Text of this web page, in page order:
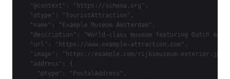
  "@context": "https://schema.org",
  "@type": "TouristAttraction",
  "name": "Example Museum Amsterdam",
"description": "World-class museum featuring Dutch
  "url": "https://www.example-attraction.com",
"image": "https://example.com/rijksmuseum-
  "address": {
    "@type": "PostalAddress",